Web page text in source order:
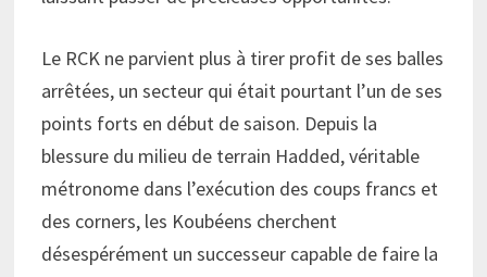
Le RCK ne parvient plus à tirer profit de ses balles
arrêtées, un secteur qui était pourtant l’un de ses
points forts en début de saison. Depuis la
blessure du milieu de terrain Hadded, véritable
métronome dans l’exécution des coups francs et
des corners, les Koubéens cherchent
désespérément un successeur capable de faire la